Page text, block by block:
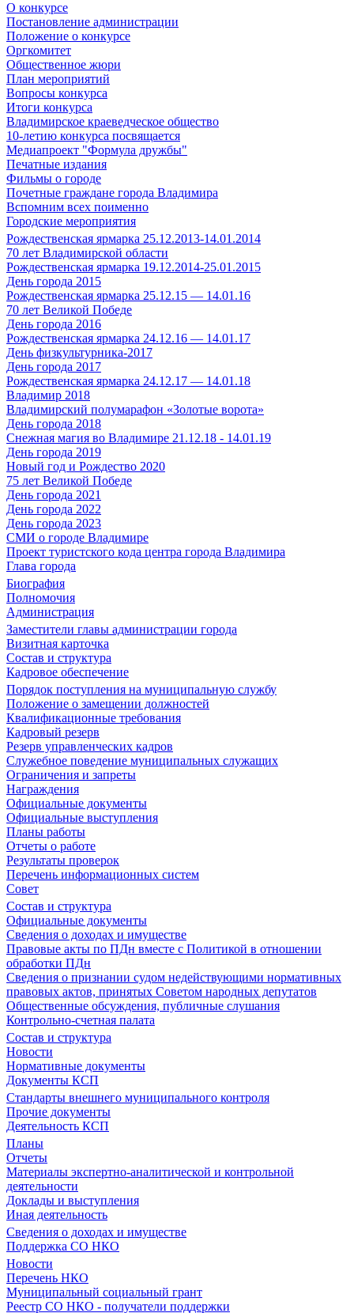
О конкурсе
Постановление администрации
Положение о конкурсе
Оргкомитет
Общественное жюри
План мероприятий
Вопросы конкурса
Итоги конкурса
Владимирское краеведческое общество
10-летию конкурса посвящается
Медиапроект "Формула дружбы"
Печатные издания
Фильмы о городе
Почетные граждане города Владимира
Вспомним всех поименно
Городские мероприятия
Рождественская ярмарка 25.12.2013-14.01.2014
70 лет Владимирской области
Рождественская ярмарка 19.12.2014-25.01.2015
День города 2015
Рождественская ярмарка 25.12.15 — 14.01.16
70 лет Великой Победе
День города 2016
Рождественская ярмарка 24.12.16 — 14.01.17
День физкультурника-2017
День города 2017
Рождественская ярмарка 24.12.17 — 14.01.18
Владимир 2018
Владимирский полумарафон «Золотые ворота»
День города 2018
Снежная магия во Владимире 21.12.18 - 14.01.19
День города 2019
Новый год и Рождество 2020
75 лет Великой Победе
День города 2021
День города 2022
День города 2023
СМИ о городе Владимире
Проект туристского кода центра города Владимира
Глава города
Биография
Полномочия
Администрация
Заместители главы администрации города
Визитная карточка
Состав и структура
Кадровое обеспечение
Порядок поступления на муниципальную службу
Положение о замещении должностей
Квалификационные требования
Кадровый резерв
Резерв управленческих кадров
Служебное поведение муниципальных служащих
Ограничения и запреты
Награждения
Официальные документы
Официальные выступления
Планы работы
Отчеты о работе
Результаты проверок
Перечень информационных систем
Совет
Состав и структура
Официальные документы
Сведения о доходах и имуществе
Правовые акты по ПДн вместе с Политикой в отношении
обработки ПДн
Сведения о признании судом недействующими нормативных
правовых актов, принятых Советом народных депутатов
Общественные обсуждения, публичные слушания
Контрольно-счетная палата
Состав и структура
Новости
Нормативные документы
Документы КСП
Стандарты внешнего муниципального контроля
Прочие документы
Деятельность КСП
Планы
Отчеты
Материалы экспертно-аналитической и контрольной
деятельности
Доклады и выступления
Иная деятельность
Сведения о доходах и имуществе
Поддержка СО НКО
Новости
Перечень НКО
Муниципальный социальный грант
Реестр СО НКО - получатели поддержки